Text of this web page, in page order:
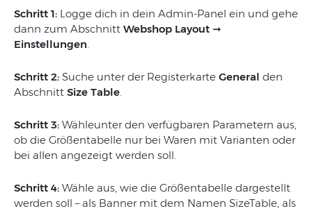
Schritt 1: Logge dich in dein Admin-Panel ein und gehe
dann zum Abschnitt Webshop Layout ➞
Einstellungen.
Schritt 2: Suche unter der Registerkarte General den
Abschnitt Size Table.
Schritt 3: Wähleunter den verfügbaren Parametern aus,
ob die Größentabelle nur bei Waren mit Varianten oder
bei allen angezeigt werden soll.
Schritt 4: Wähle aus, wie die Größentabelle dargestellt
werden soll – als Banner mit dem Namen SizeTable, als